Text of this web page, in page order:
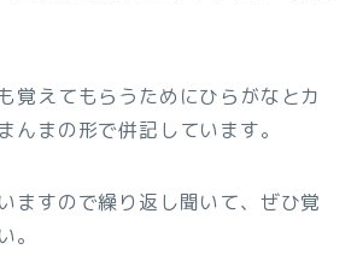
覚えてもらうためにひらがなとカ
んまの形で併記しています。
ますので繰り返し聞いて、ぜひ覚
。